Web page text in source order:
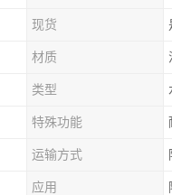
现货
材质
类型
特殊功能
运输方式
应用